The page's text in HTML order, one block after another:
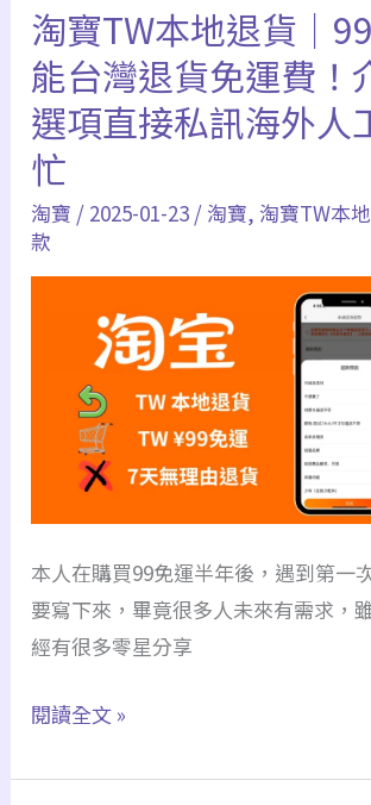
網
購
信
用
卡
推
薦
｜
理，
最
高
回
淘寶TW本地退貨｜
能台灣退貨免運費！
選項直接私訊海外人
忙
淘寶 / 2025-01-23 / 淘寶, 淘寶TW本
款
本人在購買99免運半年後，遇到第一
要寫下來，畢竟很多人未來有需求，
經有很多零星分享
淘
TW
閱讀全文 »